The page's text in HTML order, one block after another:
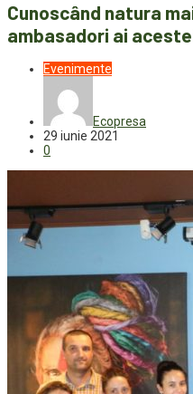
Cunoscând natura
ambasadori ai
Evenimente
Ecopresa
29 iunie 2021
0